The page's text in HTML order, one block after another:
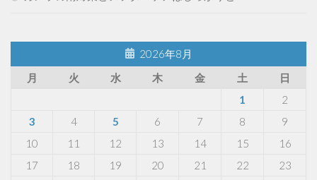
2026年8月
月
火 水 木 金 土
日
1
2
3
4 5 6 7 8
9
10
11 12 13 14 15
16
17
18 19 20 21 22
23